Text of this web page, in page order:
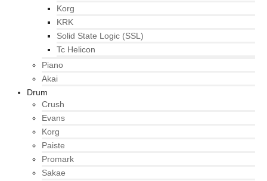
Korg
KRK
Solid State Logic (SSL)
Tc Helicon
Piano
Akai
Drum
Crush
Evans
Korg
Paiste
Promark
Sakae